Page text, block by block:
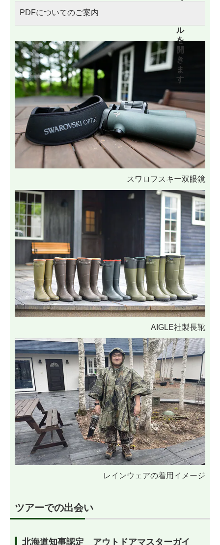
PDFについてのご案内
スワロフスキー双眼鏡
AIGLE社製長靴
レインウェアの着用イメージ
ツアーでの出会い
北海道知事認定 アウトドアマスターガイ